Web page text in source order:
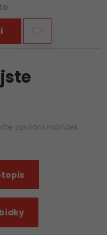
zasílání nabídek